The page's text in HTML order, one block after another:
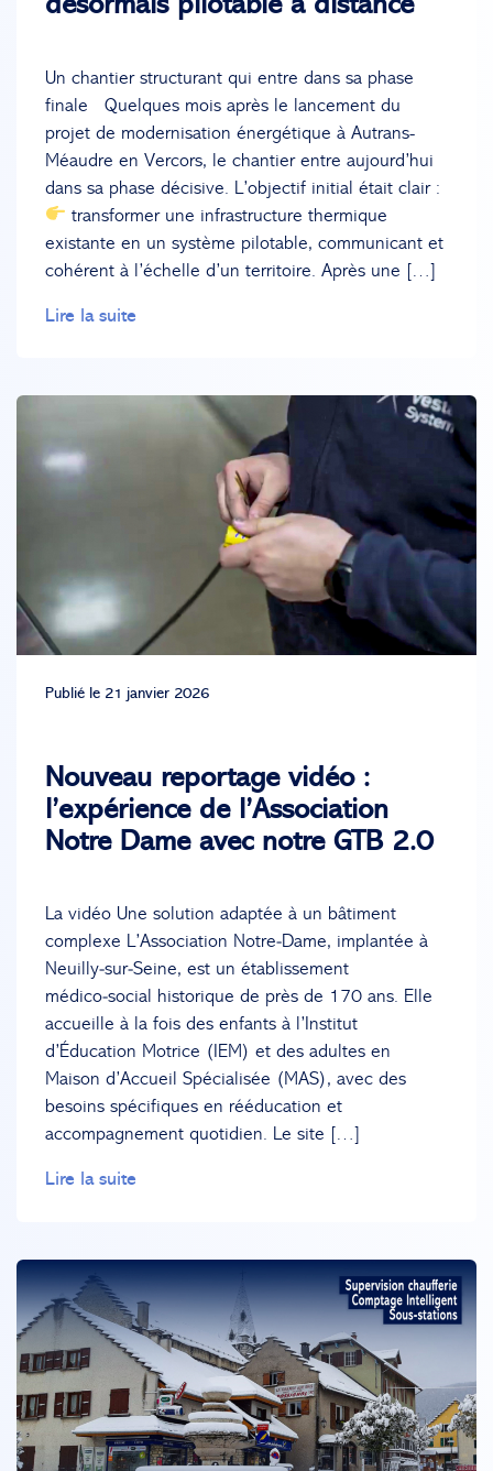
Un chantier structurant qui entre dans sa phase
finale Quelques mois après le lancement du
projet de modernisation énergétique à Autrans-
Méaudre en Vercors, le chantier entre aujourd’hui
dans sa phase décisive. L’objectif initial était clair :
transformer une infrastructure thermique
existante en un système pilotable, communicant et
cohérent à l’échelle d’un territoire. Après une […]
Lire la suite
Publié le 21 janvier 2026
Nouveau reportage vidéo :
l’expérience de l’Association
Notre Dame avec notre GTB 2.0
La vidéo Une solution adaptée à un bâtiment
complexe L’Association Notre‑Dame, implantée à
Neuilly‑sur‑Seine, est un établissement
médico‑social historique de près de 170 ans. Elle
accueille à la fois des enfants à l’Institut
d’Éducation Motrice (IEM) et des adultes en
Maison d’Accueil Spécialisée (MAS), avec des
besoins spécifiques en rééducation et
accompagnement quotidien. Le site […]
Lire la suite